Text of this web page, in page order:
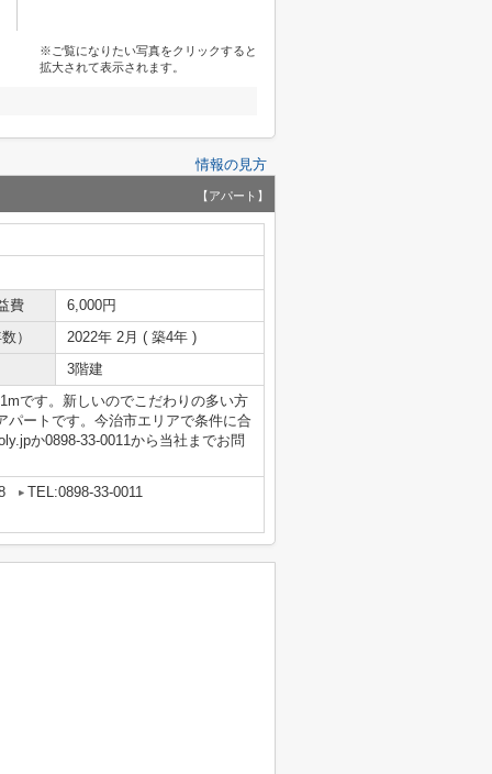
※ご覧になりたい写真をクリックすると
拡大されて表示されます。
情報の見方
【アパート】
費
6,000円
）
2022年 2月 ( 築4年 )
3階建
です。新しいのでこだわりの多い方
パートです。今治市エリアで条件に合
か0898-33-0011から当社までお問
TEL:0898-33-0011